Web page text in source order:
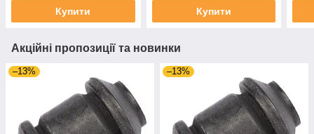
Купити Купити
Акційні пропозиції та новинки
–13% –13%